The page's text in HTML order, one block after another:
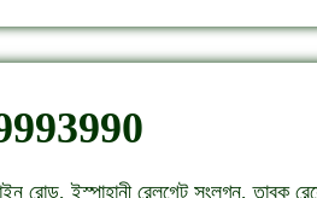
রোড, ইস্পাহানী রেলগেট সংলগ্ন, তাবুক